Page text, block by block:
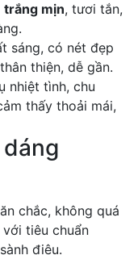
trắng mịn, tươi tắn,
sáng, có nét đẹp
thiện, dễ gần.
nhiệt tình, chu
thấy thoải mái,
chắc, không quá
tiêu chuẩn
điệu.